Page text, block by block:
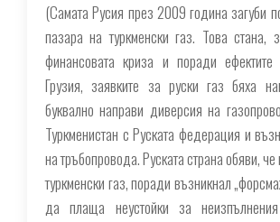
(Самата Русия през 2009 година загуби
пазара на туркменски газ. Това стана,
финансовата криза и поради
Грузия, заявките за руски газ бяха
буквално направи диверсия на
Туркменистан с Руската федерация и
на тръбопровода. Руската страна обяви,
туркменски газ, поради възникнал
да плаща неустойки за